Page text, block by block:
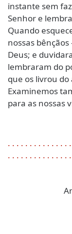
instante sem
Senhor e
Quando
nossas
Deus; e
lembraram do
que os livrou do
Examinemos
para as nossas
. . . . . . . . . . . . . . .
. . . . . . . . . . . . . . .